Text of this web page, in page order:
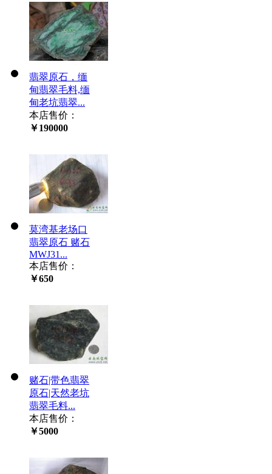
翡翠原石，缅
甸翡翠毛料,缅
甸老坑翡翠...
本店售价：
￥190000
莫湾基老场口
翡翠原石 赌石
MWJ31...
本店售价：
￥650
赌石|带色翡翠
原石|天然老坑
翡翠毛料...
本店售价：
￥5000